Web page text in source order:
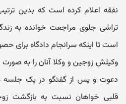
نفقه اعلام کرده است که بدین
تراشی جلوی مراجعت خوانده به
است تا اینکه سرانجام دادگاه برای
وکیلش زوجین و وکلا آنان را به
دعوت و پس از گفتگو در یک جلسه
قلبی خواهان نسبت به بازگشت